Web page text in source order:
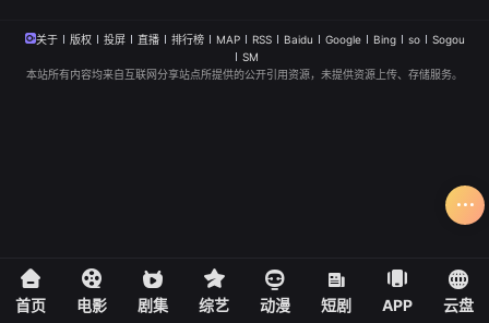
关于 版权 投屏 直播 排行榜 MAP RSS Baidu Google Bing so
Sogou
SM
本站所有内容均来自互联网分享站点所提供的公开引用资源，未提供资源上传、存储服务。
首页 电影 剧集 综艺 动漫 短剧 APP 云盘